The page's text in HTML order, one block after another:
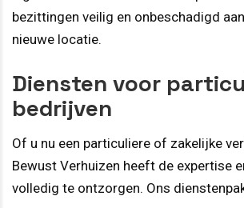
bezittingen veilig en onbeschadigd
nieuwe locatie.
Diensten voor
bedrijven
Of u nu een particuliere of zakelijke
Bewust Verhuizen heeft de expertise
volledig te ontzorgen. Ons